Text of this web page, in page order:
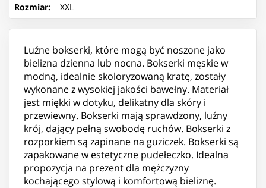
Rozmiar: XXL
Luźne bokserki, które mogą być noszone jako
bielizna dzienna lub nocna. Bokserki męskie w
modną, idealnie skoloryzowaną kratę, zostały
wykonane z wysokiej jakości bawełny. Materiał
jest miękki w dotyku, delikatny dla skóry i
przewiewny. Bokserki mają sprawdzony, luźny
krój, dający pełną swobodę ruchów. Bokserki z
rozporkiem są zapinane na guziczek. Bokserki są
zapakowane w estetyczne pudełeczko. Idealna
propozycja na prezent dla mężczyzny
kochającego stylową i komfortową bieliznę.